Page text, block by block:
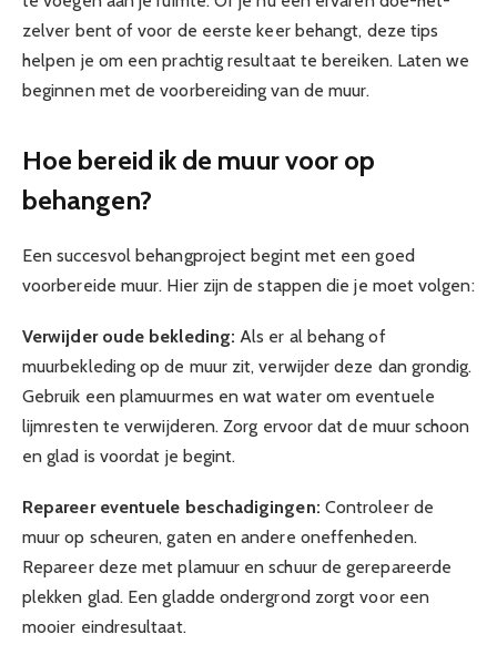
zelver bent of voor de eerste keer behangt, deze tips
helpen je om een prachtig resultaat te bereiken. Laten we
beginnen met de voorbereiding van de muur.
Hoe bereid ik de muur voor op
behangen?
Een succesvol behangproject begint met een goed
voorbereide muur. Hier zijn de stappen die je moet volgen:
Verwijder oude bekleding: Als er al behang of
muurbekleding op de muur zit, verwijder deze dan grondig.
Gebruik een plamuurmes en wat water om eventuele
lijmresten te verwijderen. Zorg ervoor dat de muur schoon
en glad is voordat je begint.
Repareer eventuele beschadigingen: Controleer de
muur op scheuren, gaten en andere oneffenheden.
Repareer deze met plamuur en schuur de gerepareerde
plekken glad. Een gladde ondergrond zorgt voor een
mooier eindresultaat.